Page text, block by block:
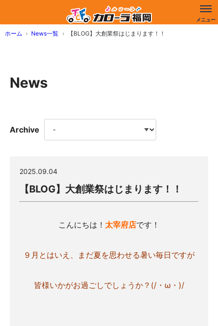
ホーム News一覧 【BLOG】大創業祭はじまります！！
News
Archive
2025.09.04
【BLOG】大創業祭はじまります！！
こんにちは！ 太宰府店です！
９月とはいえ、まだ夏を思わせる暑い毎日ですが
皆様いかがお過ごしでしょうか？(/・ω・)/